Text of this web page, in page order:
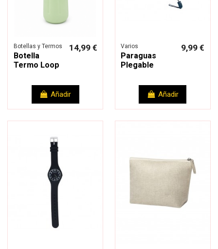
Botellas y Termos
Botella
Termo Loop
14,99 €
Añadir
Varios
Paraguas
Plegable
9,99 €
Añadir